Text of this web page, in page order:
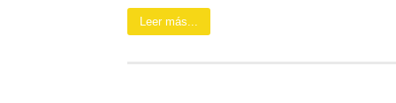
Leer más...